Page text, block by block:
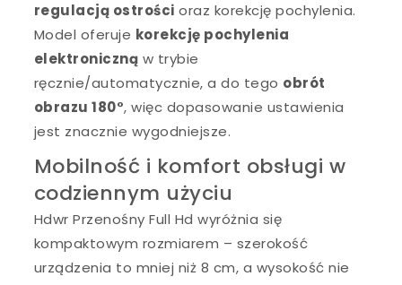
regulacją ostrości oraz korekcję pochylenia.
Model oferuje korekcję pochylenia
elektroniczną w trybie
ręcznie/automatycznie, a do tego obrót
obrazu 180°, więc dopasowanie ustawienia
jest znacznie wygodniejsze.
Mobilność i komfort obsługi w
codziennym użyciu
Hdwr Przenośny Full Hd wyróżnia się
kompaktowym rozmiarem – szerokość
urządzenia to mniej niż 8 cm, a wysokość nie